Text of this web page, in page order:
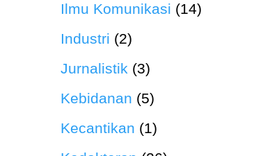
Ilmu Komunikasi (14)
Industri (2)
Jurnalistik (3)
Kebidanan (5)
Kecantikan (1)